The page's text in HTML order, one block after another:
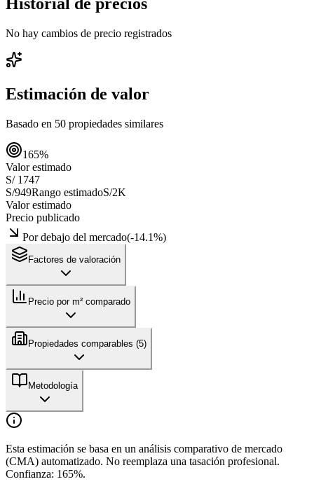
Historial de precios
No hay cambios de precio registrados
Estimación de valor
Basado en 50 propiedades similares
165%
Valor estimado
S/ 1747
S/949Rango estimadoS/2K
Valor estimado
Precio publicado
Por debajo del mercado(-14.1%)
Factores de valoración
Precio por m² comparado
Propiedades comparables (5)
Metodología
Esta estimación se basa en un análisis comparativo de mercado
(CMA) automatizado. No reemplaza una tasación profesional.
Confianza: 165%.